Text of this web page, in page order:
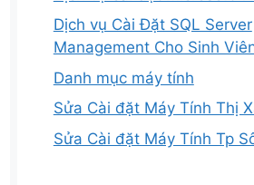
Dịch vụ Cài Đặt SQL Server
Management Cho Sinh
Danh mục máy tính
Sửa Cài đặt Máy Tính Thị
Sửa Cài đặt Máy Tính Tp